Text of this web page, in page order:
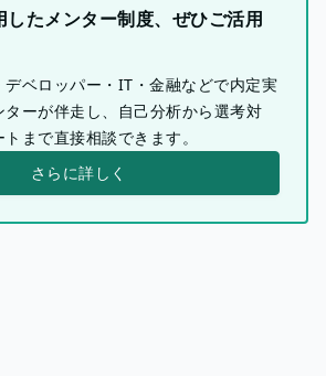
たメンター制度、ぜひご活用
ベロッパー・IT・金融などで内定実
ーが伴走し、自己分析から選考対
まで直接相談できます。
さらに詳しく